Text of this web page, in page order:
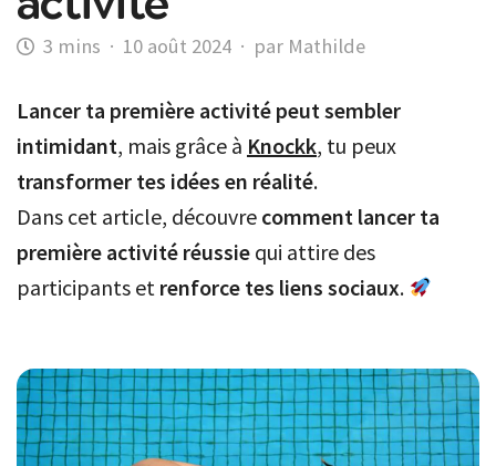
· 10 août 2024 · par Mathilde
Lancer ta première activité peut sembler
intimidant, mais grâce à Knockk, tu peux
transformer tes idées en réalité.
Dans cet article, découvre comment lancer ta
première activité réussie qui attire des
participants et renforce tes liens sociaux.